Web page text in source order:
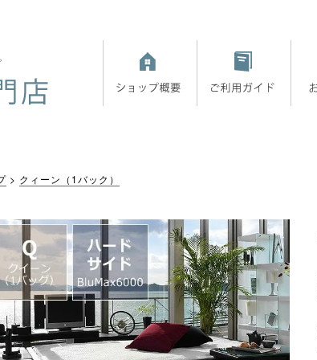
クィーン（1バック）